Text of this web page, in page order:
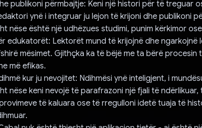
publikoni përmbajtje: Keni një histori për të treguar
ynë i integruar ju lejon të krijoni dhe publikoni
nëse është një udhëzues studimi, punim kërkimor
edukatorët: Lektorët mund të krijojnë dhe ngarkojnë
mësimet. Gjithçka ka të bëjë me ta bërë procesin
më efikas.
kur ju nevojitet: Ndihmësi ynë inteligjent, i
nëse keni nevojë të parafrazoni një fjali të
të kaluara ose të rregulloni idetë tuaja të